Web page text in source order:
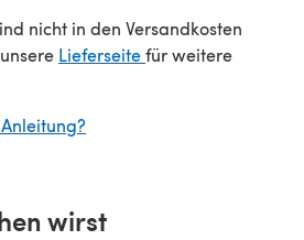
nicht in den Versandkosten
Lieferseite(öffnet sich in
für weitere
wirst